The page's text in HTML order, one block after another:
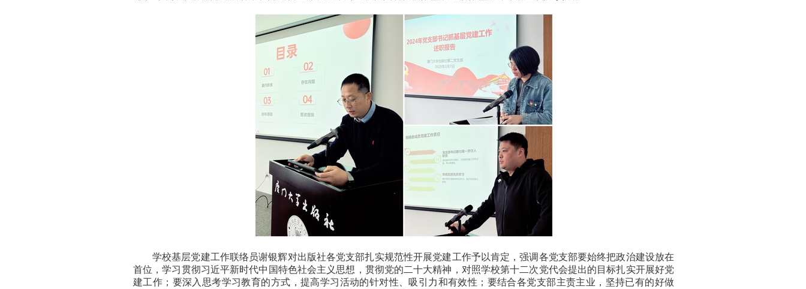
学校基层党建工作联络员谢银辉对出版社各党支部扎实规范性开展党建工作予以肯定，强调各党支部要始终把政治建设放在
首位，学习贯彻习近平新时代中国特色社会主义思想，贯彻党的二十大精神，对照学校第十二次党代会提出的目标扎实开展好党
建工作；要深入思考学习教育的方式，提高学习活动的针对性、吸引力和有效性；要结合各党支部主责主业，坚持已有的好做